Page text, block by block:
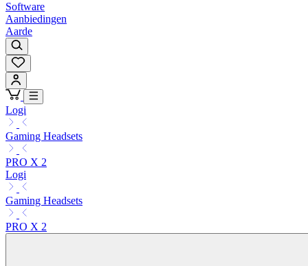
Software
Aanbiedingen
Aarde
Logi
Gaming Headsets
PRO X 2
Logi
Gaming Headsets
PRO X 2